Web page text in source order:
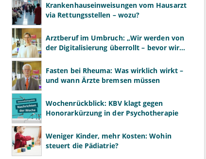
Krankenhauseinweisungen vom Hausarzt
via Rettungsstellen – wozu?
Arztberuf im Umbruch: „Wir werden von
der Digitalisierung überrollt – bevor wir
Fasten bei Rheuma: Was wirklich wirkt –
und wann Ärzte bremsen müssen
Wochenrückblick: KBV klagt gegen
Honorarkürzung in der Psychotherapie
Weniger Kinder, mehr Kosten: Wohin
steuert die Pädiatrie?